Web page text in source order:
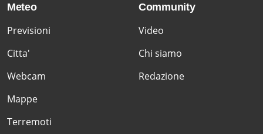
Meteo
Previsioni
Citta'
Webcam
Mappe
Terremoti
Community
Video
Chi siamo
Redazione